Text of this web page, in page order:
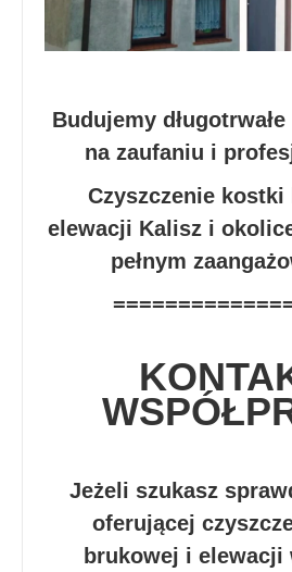
Budujemy
na zaufaniu i
Czyszczenie
elewacji Kalisz i
pełnym
Jeżeli szukasz
oferującej
brukowej i elewacji